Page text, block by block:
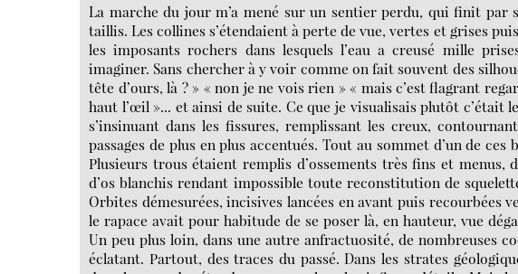
La marche du jour m’a mené sur un sentier perdu, qui finit
taillis. Les collines s’étendaient à perte de vue, vertes et grises
les imposants rochers dans lesquels l’eau a creusé mille
imaginer. Sans chercher à y voir comme on fait souvent des
tête d’ours, là ? » « non je ne vois rien » « mais c’est flagrant
haut l’œil »... et ainsi de suite. Ce que je visualisais plutôt c’était
s’insinuant dans les fissures, remplissant les creux,
passages de plus en plus accentués. Tout au sommet d’un de
Plusieurs trous étaient remplis d’ossements très fins et menus,
d’os blanchis rendant impossible toute reconstitution de
Orbites démesurées, incisives lancées en avant puis recourbées
le rapace avait pour habitude de se poser là, en hauteur, vue
Un peu plus loin, dans une autre anfractuosité, de nombreuses
éclatant. Partout, des traces du passé. Dans les strates